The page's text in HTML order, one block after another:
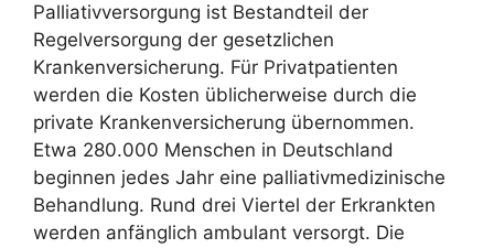
Palliativversorgung ist Bestandteil der
Regelversorgung der gesetzlichen
Krankenversicherung. Für Privatpatienten
werden die Kosten üblicherweise durch die
private Krankenversicherung übernommen.
Etwa 280.000 Menschen in Deutschland
beginnen jedes Jahr eine palliativmedizinische
Behandlung. Rund drei Viertel der Erkrankten
werden anfänglich ambulant versorgt. Die